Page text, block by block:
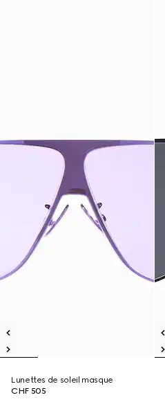
Lunettes de soleil masque
CHF 505